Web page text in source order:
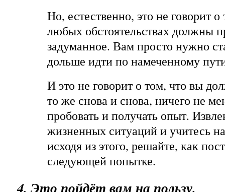
Но, естественно, это не говорит
любых обстоятельствах должны
задуманное. Вам просто нужно
дольше идти по намеченному
И это не говорит о том, что вы
то же снова и снова, ничего не
пробовать и получать опыт.
жизненных ситуаций и учитесь
исходя из этого, решайте, как
следующей попытке.
4. Это пойдёт вам на пользу.